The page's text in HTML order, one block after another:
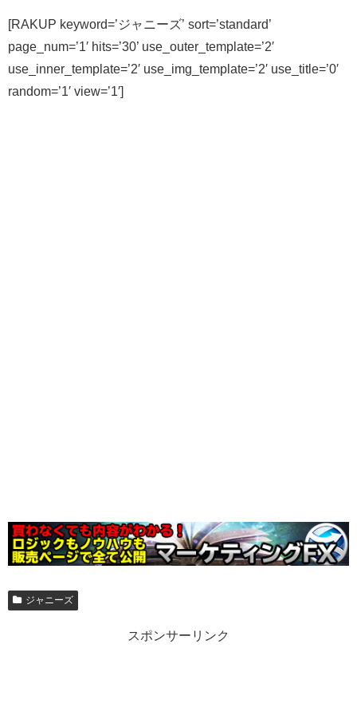
[RAKUP keyword=’ジャニーズ’ sort=’standard’
page_num=’1′ hits=’30’ use_outer_template=’2′
use_inner_template=’2′ use_img_template=’2′ use_title=’0′
random=’1′ view=’1′]
ジャニーズ
スポンサーリンク